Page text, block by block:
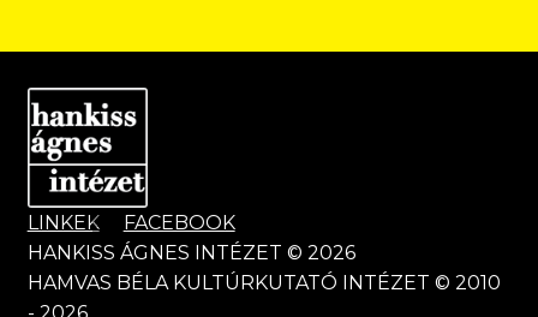
LINKEK
FACEBOOK
HANKISS ÁGNES INTÉZET © 2026
HAMVAS BÉLA KULTÚRKUTATÓ INTÉZET © 2010